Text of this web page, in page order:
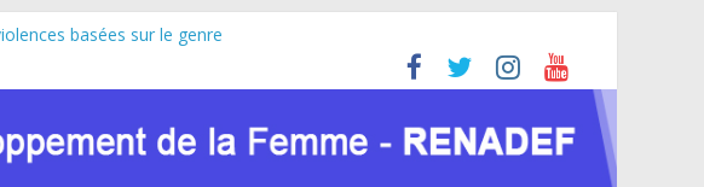
basées sur le genre
leur plaidoyer pour la paix et le dialogue national
dans le contexte du VIH et des crises humanitaires